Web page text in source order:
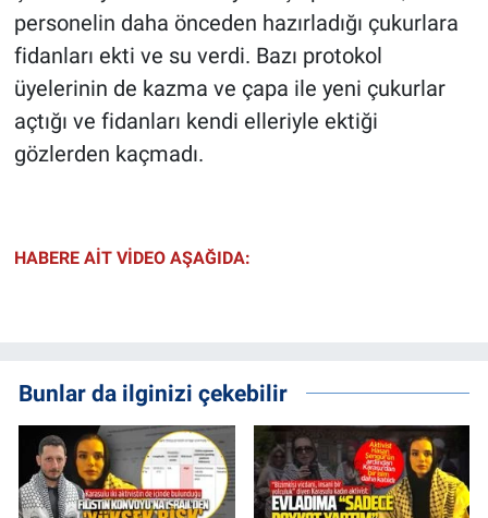
personelin daha önceden hazırladığı çukurlara
fidanları ekti ve su verdi. Bazı protokol
üyelerinin de kazma ve çapa ile yeni çukurlar
açtığı ve fidanları kendi elleriyle ektiği
gözlerden kaçmadı.
HABERE AİT VİDEO AŞAĞIDA:
Bunlar da ilginizi çekebilir